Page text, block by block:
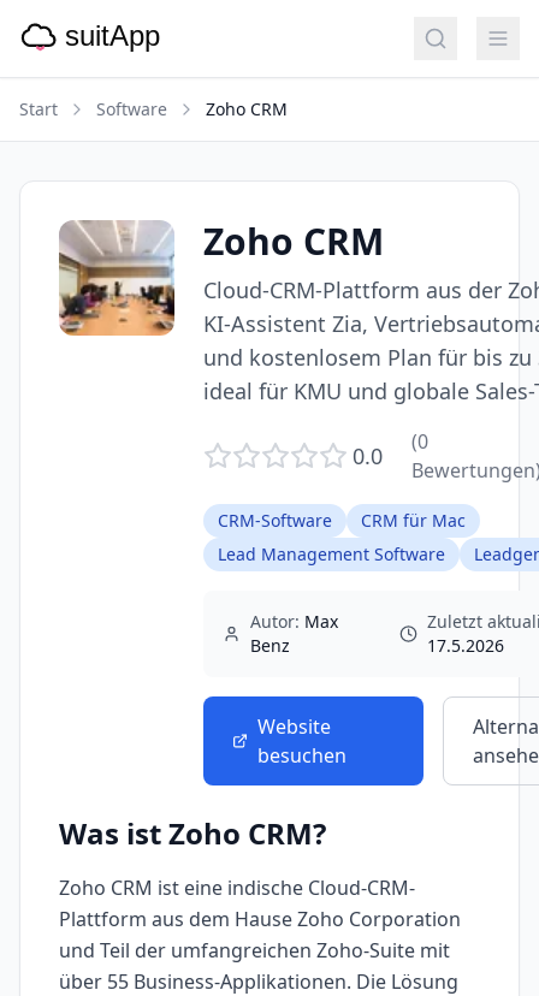
Start Software Zoho CRM
Zoho CRM
Cloud-CRM-Plattform aus der
KI-Assistent Zia,
und kostenlosem Plan für bis zu
ideal für KMU und globale Sales-
0.0 (0
CRM-Software
CRM für Mac
Lead Management Software
Autor: Max
Benz
Zuletzt
17.5.2026
Website
besuchen
Was istZoho CRM?
Zoho CRM ist eine indische Cloud-CRM-
Plattform aus dem Hause Zoho Corporation
und Teil der umfangreichen Zoho-Suite mit
über 55 Business-Applikationen. Die Lösung